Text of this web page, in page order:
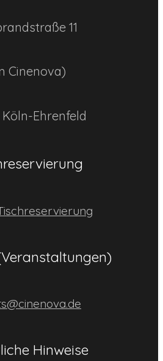
11
Cinenova)
Köln-Ehrenfeld
Hinweise